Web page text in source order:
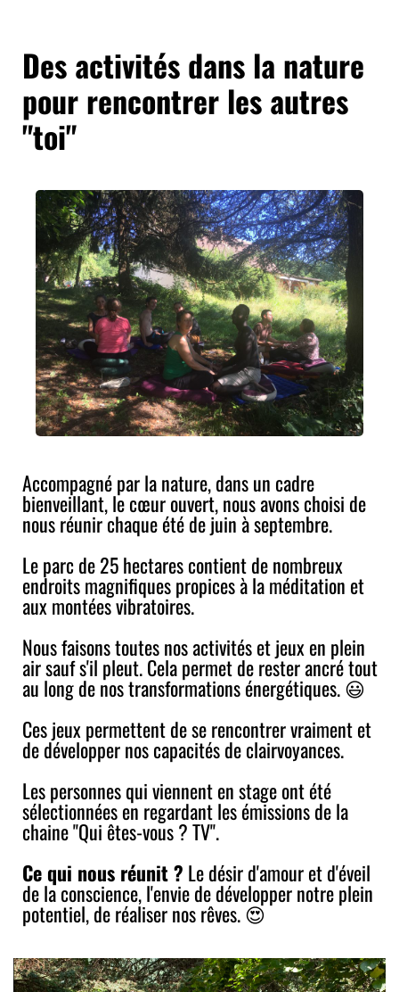
Des activités dans la nature
pour rencontrer les autres
"toi"
Accompagné par la nature, dans un cadre
bienveillant, le cœur ouvert, nous avons choisi de
nous réunir chaque été de juin à septembre.
Le parc de 25 hectares contient de nombreux
endroits magnifiques propices à la méditation et
aux montées vibratoires.
Nous faisons toutes nos activités et jeux en plein
air sauf s'il pleut. Cela permet de rester ancré tout
au long de nos transformations énergétiques. 😃
Ces jeux permettent de se rencontrer vraiment et
de développer nos capacités de clairvoyances.
Les personnes qui viennent en stage ont été
sélectionnées en regardant les émissions de la
chaine "Qui êtes-vous ? TV".
Ce qui nous réunit ? Le désir d'amour et d'éveil
de la conscience, l'envie de développer notre plein
potentiel, de réaliser nos rêves. 😍